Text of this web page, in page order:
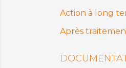
Action à long
Après